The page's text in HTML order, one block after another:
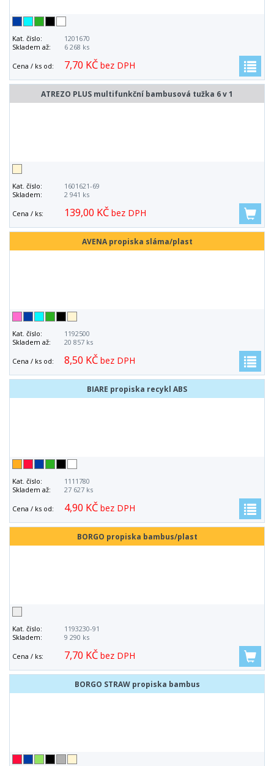
Kat. číslo:
1201670
Skladem až:
6 268 ks
Cena / ks od: 7,70 KČ bez DPH
ATREZO PLUS multifunkční bambusová tužka 6 v 1
Kat. číslo:
1601621-69
Skladem:
2 941 ks
Cena / ks: 139,00 KČ bez DPH
AVENA propiska sláma/plast
Kat. číslo:
1192500
Skladem až:
20 857 ks
Cena / ks od: 8,50 KČ bez DPH
BIARE propiska recykl ABS
Kat. číslo:
1111780
Skladem až:
27 627 ks
Cena / ks od: 4,90 KČ bez DPH
BORGO propiska bambus/plast
Kat. číslo:
1193230-91
Skladem:
9 290 ks
Cena / ks: 7,70 KČ bez DPH
BORGO STRAW propiska bambus